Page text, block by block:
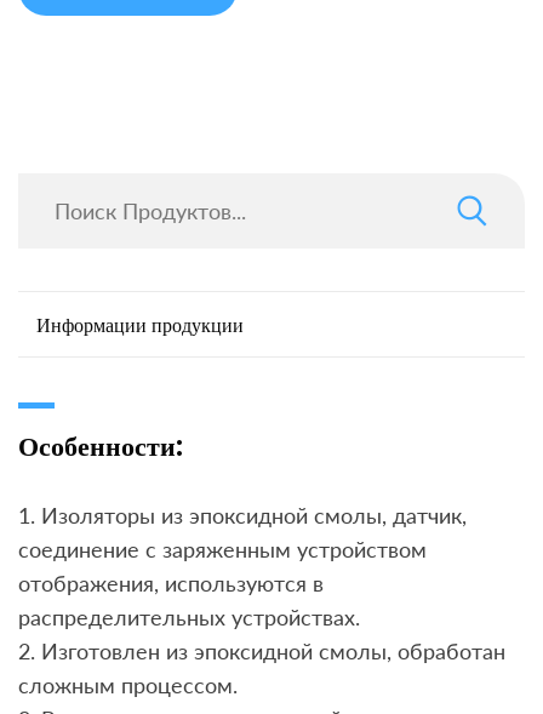
Информации продукции
Особенности:
1. Изоляторы из эпоксидной смолы, датчик,
соединение с заряженным устройством
отображения, используются в
распределительных устройствах.
2. Изготовлен из эпоксидной смолы, обработан
сложным процессом.